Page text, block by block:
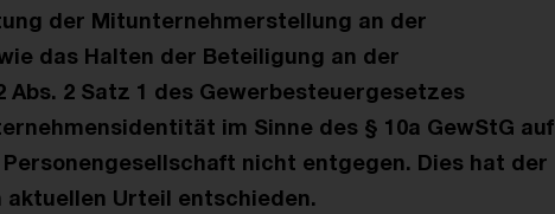
der Mitunternehmerstellung an der
das Halten der Beteiligung an der
2 Satz 1 des Gewerbesteuergesetzes
im Sinne des § 10a GewStG auf
nicht entgegen. Dies hat der
aktuellen Urteil entschieden.